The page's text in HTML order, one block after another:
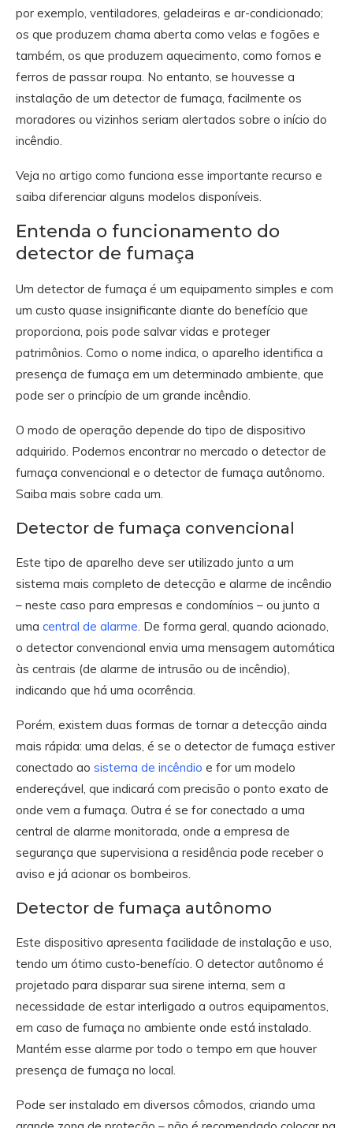
por exemplo, ventiladores, ge­ladeiras e ar-condiciona­do;
os que produzem chama aber­ta como velas e fogões e
também, os que produzem aque­cimento, como fornos e
ferros de passar roupa. No entanto, se houvesse a
instalação de um detector de fumaça, facilmente os
moradores ou vizinhos seriam alertados sobre o início do
incêndio.
Veja no artigo como funciona esse importante recurso e
saiba diferenciar alguns modelos disponíveis.
Entenda o funcionamento do
detector de fumaça
Um detector de fumaça é um equipamento simples e com
um custo quase insignificante diante do benefício que
proporciona, pois pode salvar vidas e proteger
patrimônios. Como o nome indica, o aparelho identifica a
presença de fumaça em um determinado ambiente, que
pode ser o princípio de um grande incêndio.
O modo de operação depende do tipo de dispositivo
adquirido. Podemos encontrar no mercado o detector de
fumaça convencional e o detector de fumaça autônomo.
Saiba mais sobre cada um.
Detector de fumaça convencional
Este tipo de aparelho deve ser utilizado junto a um
sistema mais completo de detecção e alarme de incêndio
– neste caso para empresas e condomínios – ou junto a
uma central de alarme . De forma geral, quando acionado,
o detector convencional envia uma mensagem automática
às centrais (de alarme de intrusão ou de incêndio),
indicando que há uma ocorrência.
Porém, existem duas formas de tornar a detecção ainda
mais rápida: uma delas, é se o detector de fumaça estiver
conectado ao sistema de incêndio e for um modelo
endereçável, que indicará com precisão o ponto exato de
onde vem a fumaça. Outra é se for conectado a uma
central de alarme monitorada, onde a empresa de
segurança que supervisiona a residência pode receber o
aviso e já acionar os bombeiros.
Detector de fumaça autônomo
Este dispositivo apresenta facilidade de instalação e uso,
tendo um ótimo custo-benefício. O detector autônomo é
projetado para disparar sua sirene interna, sem a
necessidade de estar interligado a outros equipamentos,
em caso de fumaça no ambiente onde está instalado.
Mantém esse alarme por todo o tempo em que houver
presença de fumaça no local.
Pode ser instalado em diversos cômodos, criando uma